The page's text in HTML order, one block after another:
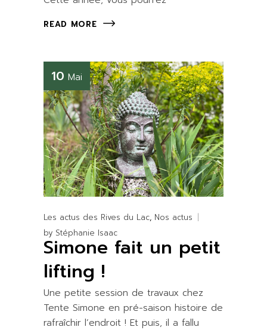
READ MORE
10 Mai
Les actus des Rives du Lac Nos actus
by Stéphanie Isaac
Simone fait un petit
lifting !
Une petite session de travaux chez
Tente Simone en pré-saison histoire de
rafraîchir l’endroit ! Et puis, il a fallu